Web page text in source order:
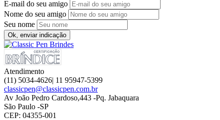
E-mail do seu amigo
Nome do seu amigo
Seu nome
Ok, enviar indicação
Atendimento
(11) 5034-4626| 11 95947-5399
classicpen@classicpen.com.br
Av João Pedro Cardoso,443 -Pq. Jabaquara
São Paulo -SP
CEP: 04355-001